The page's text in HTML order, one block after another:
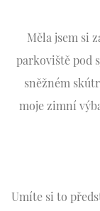
Měla jsem si
parkoviště pod
sněžném
moje zimní
Umíte si to